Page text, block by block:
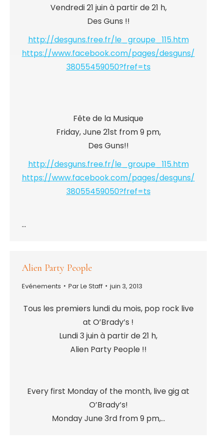
Vendredi 21 juin à partir de 21 h,
Des Guns !!
http://desguns.free.fr/le_groupe_115.htm
https://www.facebook.com/pages/desguns/
38055459050?fref=ts
Fête de la Musique
Friday, June 21st from 9 pm,
Des Guns!!
http://desguns.free.fr/le_groupe_115.htm
https://www.facebook.com/pages/desguns/
38055459050?fref=ts
…
Alien Party People
Evénements ParLe Staff juin 3, 2013
Tous les premiers lundi du mois, pop rock live
at O’Brady’s !
Lundi 3 juin à partir de 21 h,
Alien Party People !!
Every first Monday of the month, live gig at
O’Brady’s!
Monday June 3rd from 9 pm,…